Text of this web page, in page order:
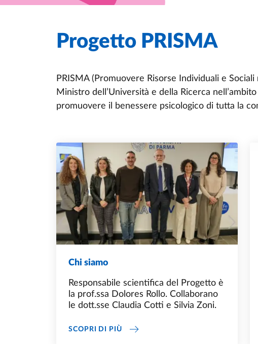
Progetto PRISMA
PRISMA (Promuovere Risorse Individuali e
Ministro dell’Università e della Ricerca
promuovere il benessere psicologico di tutta la
Eventi
Chi siamo
Responsabile scientifica del Progetto è
la prof.ssa Dolores Rollo. Collaborano
le dott.sse Claudia Cotti e Silvia Zoni.
SCOPRI DI PIÙCHI SIAMO